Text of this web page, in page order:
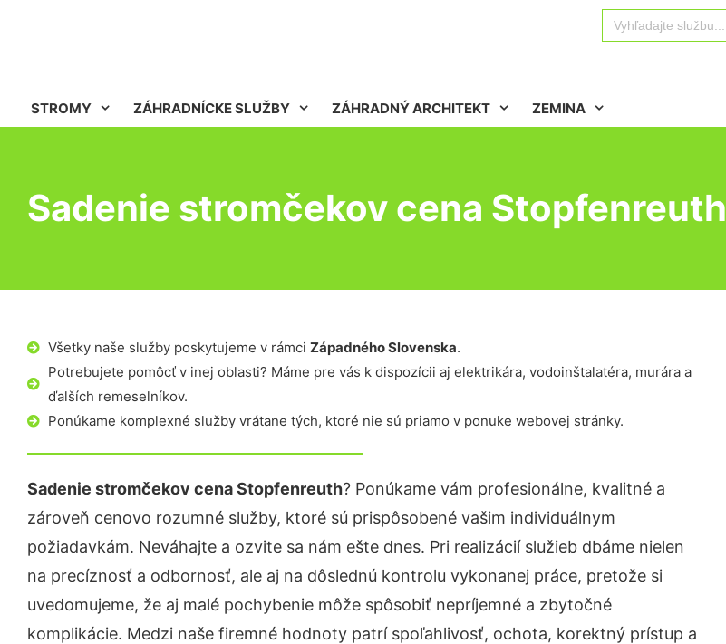
Search
for:
STROMY ZÁHRADNÍCKE SLUŽBY ZÁHRADNÝ ARCHITEKT ZEMINA
Sadenie stromčekov cena Stopfenreuth
Všetky naše služby poskytujeme v rámci Západného Slovenska.
Potrebujete pomôcť v inej oblasti? Máme pre vás k dispozícii aj elektrikára, vodoinštalatéra, murára a
ďalších remeselníkov.
Ponúkame komplexné služby vrátane tých, ktoré nie sú priamo v ponuke webovej stránky.
Sadenie stromčekov cena Stopfenreuth? Ponúkame vám profesionálne, kvalitné a
zároveň cenovo rozumné služby, ktoré sú prispôsobené vašim individuálnym
požiadavkám. Neváhajte a ozvite sa nám ešte dnes. Pri realizácií služieb dbáme nielen
na precíznosť a odbornosť, ale aj na dôslednú kontrolu vykonanej práce, pretože si
uvedomujeme, že aj malé pochybenie môže spôsobiť nepríjemné a zbytočné
komplikácie. Medzi naše firemné hodnoty patrí spoľahlivosť, ochota, korektný prístup a